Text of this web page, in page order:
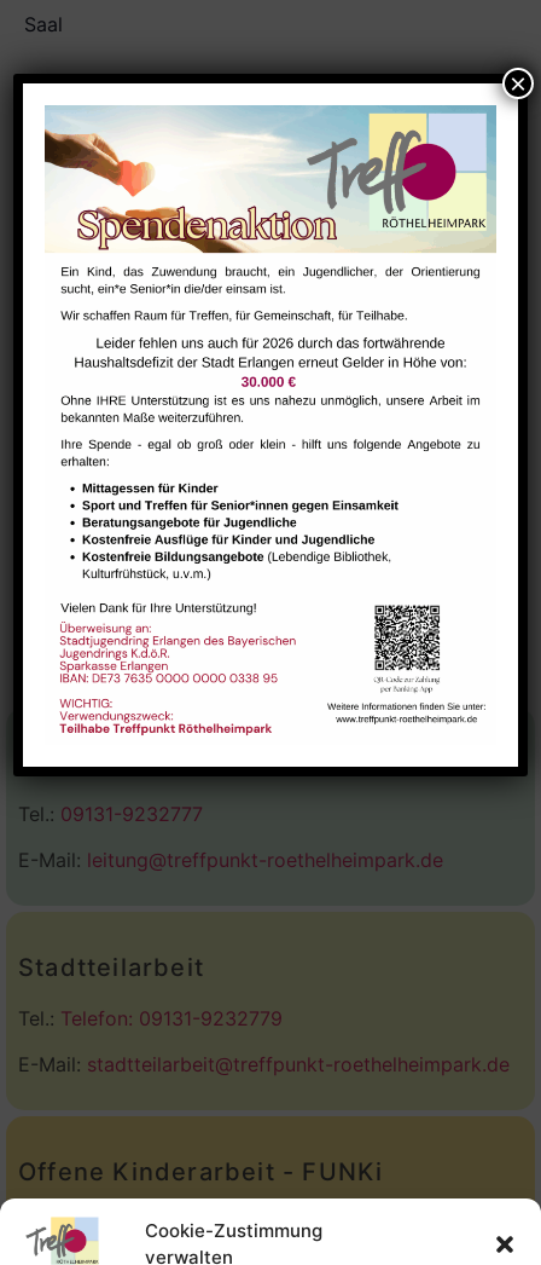
Cookie-Zustimmung
verwalten
Saal
Zum Kalender hinzufügen
DETAILS
Datum:
Mai 28, 2025
9:45 - 11:15
Serien:
Tanz mit bleib fit! für Senioren ab „60+“
VERANSTALTUNGSORT
Yoga mit tibetischer Tradition (Qiong Gu) Gesundheits-Cafe
Stadtteilhaus
Tel.: 09131-9232777
E-Mail: leitung@treffpunkt-roethelheimpark.de
Stadtteilarbeit
Tel.: Telefon: 09131-9232779
E-Mail: stadtteilarbeit@treffpunkt-roethelheimpark.de
Offene Kinderarbeit - FUNKi
Tel.:Telefon: 09131-610749